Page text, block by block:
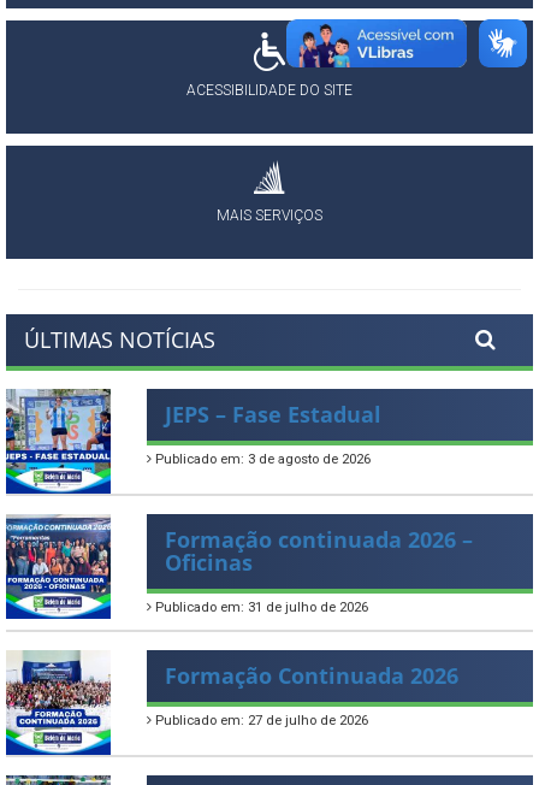
ACESSIBILIDADE DO SITE
MAIS SERVIÇOS
ÚLTIMAS NOTÍCIAS
JEPS – Fase Estadual
Publicado em: 3 de agosto de 2026
Formação continuada 2026 –
Oficinas
Publicado em: 31 de julho de 2026
Formação Continuada 2026
Publicado em: 27 de julho de 2026